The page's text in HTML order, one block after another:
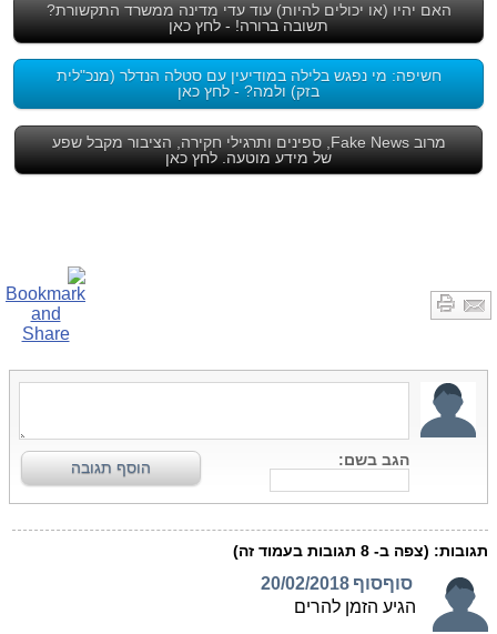
האם יהיו (או יכולים להיות) עוד עדי מדינה ממשרד התקשורת?
תשובה ברורה! - לחץ כאן
חשיפה: מי נפגש בלילה במודיעין עם סטלה הנדלר (מנכ"לית
בזק) ולמה? - לחץ כאן
מרוב Fake News, ספינים ותרגילי חקירה, הציבור מקבל שפע
של מידע מוטעה. לחץ כאן